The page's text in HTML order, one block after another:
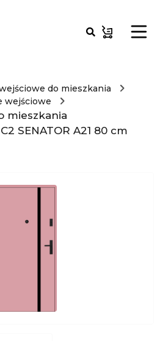
do mieszkania
wejściowe
mieszkania
SENATOR A21 80 cm